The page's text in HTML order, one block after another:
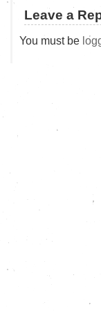
Leave a
You must be